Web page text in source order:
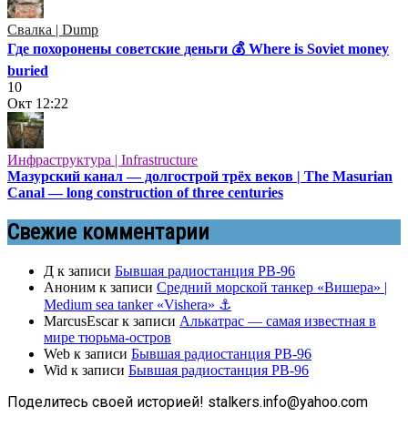
Свалка | Dump
Где похоронены советские деньги 💰 Where is Soviet money
buried
10
Окт 12:22
Инфраструктура | Infrastructure
Мазурский канал — долгострой трёх веков | The Masurian
Canal — long construction of three centuries
Свежие комментарии
Д к записи Бывшая радиостанция РВ-96
Аноним к записи Средний морской танкер «Вишера» |
Medium sea tanker «Vishera» ⚓
MarcusEscarк записи Алькатрас — самая известная в
мире тюрьма-остров
Web к записи Бывшая радиостанция РВ-96
Wid к записи Бывшая радиостанция РВ-96
Поделитесь своей историей! stalkers.info@yahoo.com